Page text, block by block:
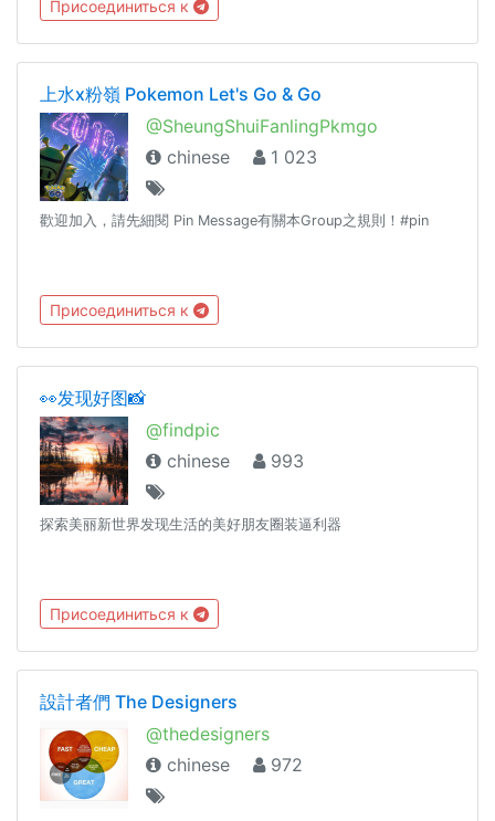
Присоединиться к
上水x粉嶺 Pokemon Let's Go & Go
@SheungShuiFanlingPkmgo
chinese
1 023
歡迎加入，請先細閱 Pin Message有關本Group之規則！#pin
Присоединиться к
👀发现好图📸
@findpic
chinese
993
探索美丽新世界发现生活的美好朋友圈装逼利器
Присоединиться к
設計者們 The Designers
@thedesigners
chinese
972